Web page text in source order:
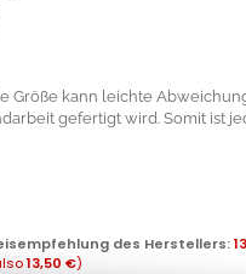
Größe kann leichte
gefertigt wird. Somit ist
des Herstellers:
13,50 €)